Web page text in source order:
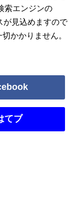
索エンジンの
が見込めますので
かかりません。
てブ